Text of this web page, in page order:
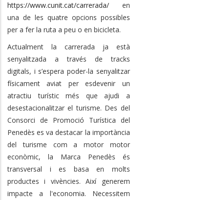
https://www.cunit.cat/carrerada/ en
una de les quatre opcions possibles
per a fer la ruta a peu o en bicicleta.
Actualment la carrerada ja està
senyalitzada a través de tracks
digitals, i s’espera poder-la senyalitzar
físicament aviat per esdevenir un
atractiu turístic més que ajudi a
desestacionalitzar el turisme. Des del
Consorci de Promoció Turística del
Penedès es va destacar la importància
del turisme com a motor motor
econòmic, la Marca Penedès és
transversal i es basa en molts
productes i vivències. Així generem
impacte a l'economia. Necessitem